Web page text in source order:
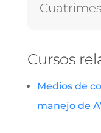
Cursos
Medios de
manejo de